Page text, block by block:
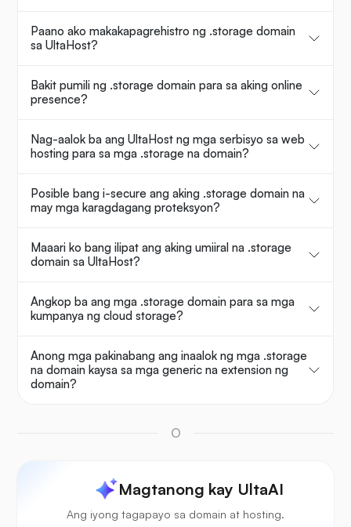
Paano ako makakapagrehistro ng .storage domain
sa UltaHost?
Bakit pumili ng .storage domain para sa aking online
presence?
Nag-aalok ba ang UltaHost ng mga serbisyo sa web
hosting para sa mga .storage na domain?
Posible bang i-secure ang aking .storage domain na
may mga karagdagang proteksyon?
Maaari ko bang ilipat ang aking umiiral na .storage
domain sa UltaHost?
Angkop ba ang mga .storage domain para sa mga
kumpanya ng cloud storage?
Anong mga pakinabang ang inaalok ng mga .storage
na domain kaysa sa mga generic na extension ng
domain?
O
Magtanong kay UltaAI
Ang iyong tagapayo sa domain at hosting.